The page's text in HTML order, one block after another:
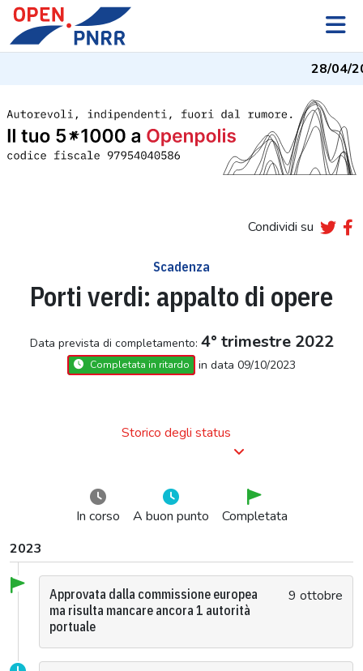
28/04/
Condividi su
Scadenza
Porti verdi: appalto di opere
Data prevista di completamento: 4° trimestre 2022
Completata in ritardo in data 09/10/2023
Storico degli status
In corso A buon punto
Completata
2023
Approvata dalla commissione europea
ma risulta mancare ancora 1 autorità
portuale
9 ottobre